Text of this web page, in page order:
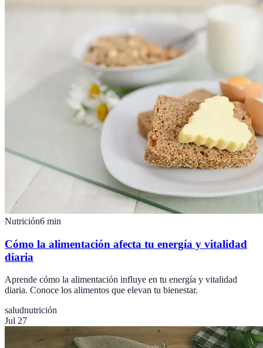
Nutrición6 min
Cómo la alimentación afecta tu energía y vitalidad
diaria
Aprende cómo la alimentación influye en tu energía y vitalidad
diaria. Conoce los alimentos que elevan tu bienestar.
saludnutrición
Jul 27